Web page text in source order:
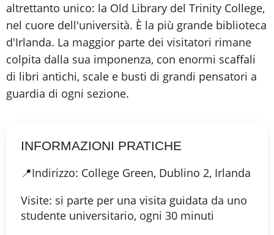
altrettanto unico: la Old Library del Trinity College,
nel cuore dell'università. È la più grande biblioteca
d'Irlanda. La maggior parte dei visitatori rimane
colpita dalla sua imponenza, con enormi scaffali
di libri antichi, scale e busti di grandi pensatori a
guardia di ogni sezione.
INFORMAZIONI PRATICHE
📍Indirizzo: College Green, Dublino 2, Irlanda
Visite: si parte per una visita guidata da uno
studente universitario, ogni 30 minuti